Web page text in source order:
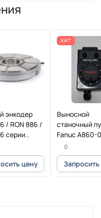
энкодер
/ RON 886 /
серии
цену
ХИТ
Выносной
станочный
Fanuc A860-
T013
0